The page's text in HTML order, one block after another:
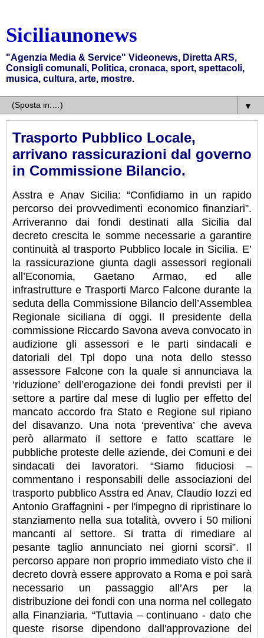
Siciliaunonews
"Agenzia Media & Service" Videonews, Diretta ARS,
Consigli comunali, Politica, cronaca, sport, spettacoli,
musica, cultura, arte, mostre.
▼
Trasporto Pubblico Locale,
arrivano rassicurazioni dal governo
in Commissione Bilancio.
Asstra e Anav Sicilia: “Confidiamo in un rapido
percorso dei provvedimenti economico finanziari”.
Arriveranno dai fondi destinati alla Sicilia dal
decreto crescita le somme necessarie a garantire
continuità al trasporto Pubblico locale in Sicilia. E’
la rassicurazione giunta dagli assessori regionali
all’Economia, Gaetano Armao, ed alle
infrastrutture e Trasporti Marco Falcone durante la
seduta della Commissione Bilancio dell’Assemblea
Regionale siciliana di oggi. Il presidente della
commissione Riccardo Savona aveva convocato in
audizione gli assessori e le parti sindacali e
datoriali del Tpl dopo una nota dello stesso
assessore Falcone con la quale si annunciava la
‘riduzione’ dell’erogazione dei fondi previsti per il
settore a partire dal mese di luglio per effetto del
mancato accordo fra Stato e Regione sul ripiano
del disavanzo. Una nota ‘preventiva’ che aveva
però allarmato il settore e fatto scattare le
pubbliche proteste delle aziende, dei Comuni e dei
sindacati dei lavoratori. “Siamo fiduciosi –
commentano i responsabili delle associazioni del
trasporto pubblico Asstra ed Anav, Claudio Iozzi ed
Antonio Graffagnini - per l'impegno di ripristinare lo
stanziamento nella sua totalità, ovvero i 50 milioni
mancanti al settore. Si tratta di rimediare al
pesante taglio annunciato nei giorni scorsi”. Il
percorso appare non proprio immediato visto che il
decreto dovrà essere approvato a Roma e poi sarà
necessario un passaggio all’Ars per la
distribuzione dei fondi con una norma nel collegato
alla Finanziaria. “Tuttavia – continuano - dato che
queste risorse dipendono dall'approvazione del